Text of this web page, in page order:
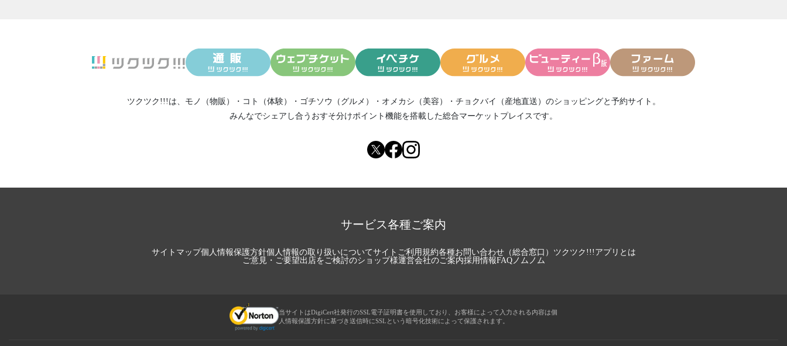
ツクツク!!!は、 モノ（物販） ・ コト（体験） ・ ゴチソウ（グルメ） ・ オメカシ（美容） ・ チョクバイ（産地直送） のショッピングと予約サイト。
みんなでシェアし合う おすそ分けポイント機能を搭載した総合マーケットプレイスです。
サービス各種ご案内
サイトマップ個人情報保護方針個人情報の取り扱いについてサイトご利用規約各種お問い合わせ（総合窓口） ツクツク!!!アプリとは
ご意見・ご要望出店をご検討のショップ様運営会社のご案内採用情報FAQノムノム
当サイトはDigiCert社発行のSSL電子証明書を使用しており、お客様によって入力される内容は個
人情報保護方針に基づき送信時にSSLという暗号化技術によって保護されます。